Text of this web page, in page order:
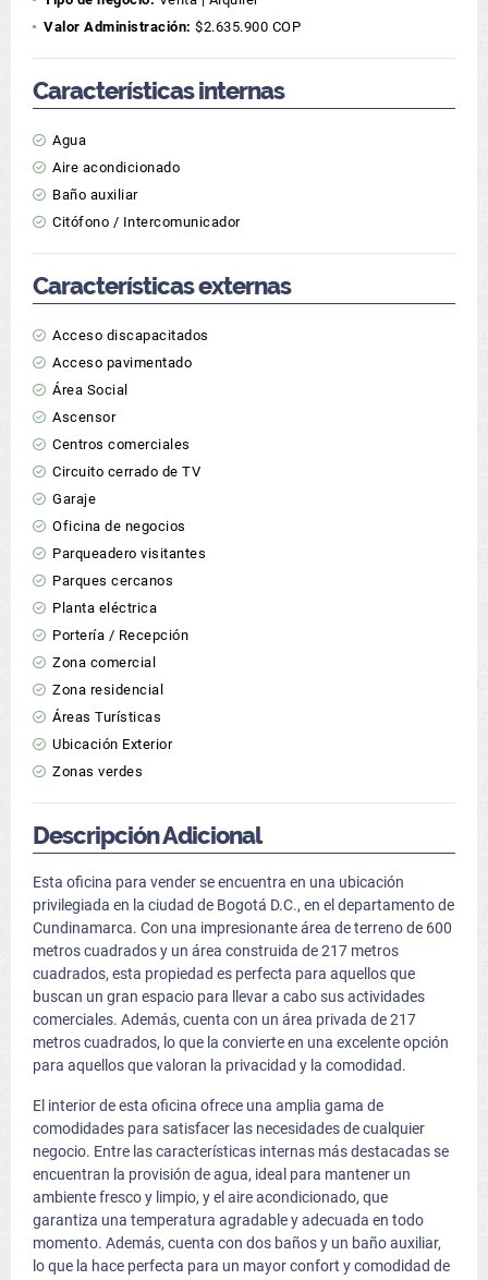
Valor Administración: $2.635.900 COP
Características internas
Agua
Aire acondicionado
Baño auxiliar
Citófono / Intercomunicador
Características externas
Acceso discapacitados
Acceso pavimentado
Área Social
Ascensor
Centros comerciales
Circuito cerrado de TV
Garaje
Oficina de negocios
Parqueadero visitantes
Parques cercanos
Planta eléctrica
Portería / Recepción
Zona comercial
Zona residencial
Áreas Turísticas
Ubicación Exterior
Zonas verdes
Descripción Adicional
Esta oficina para vender se encuentra en una ubicación
privilegiada en la ciudad de Bogotá D.C., en el departamento de
Cundinamarca. Con una impresionante área de terreno de 600
metros cuadrados y un área construida de 217 metros
cuadrados, esta propiedad es perfecta para aquellos que
buscan un gran espacio para llevar a cabo sus actividades
comerciales. Además, cuenta con un área privada de 217
metros cuadrados, lo que la convierte en una excelente opción
para aquellos que valoran la privacidad y la comodidad.
El interior de esta oficina ofrece una amplia gama de
comodidades para satisfacer las necesidades de cualquier
negocio. Entre las características internas más destacadas se
encuentran la provisión de agua, ideal para mantener un
ambiente fresco y limpio, y el aire acondicionado, que
garantiza una temperatura agradable y adecuada en todo
momento. Además, cuenta con dos baños y un baño auxiliar,
lo que la hace perfecta para un mayor confort y comodidad de